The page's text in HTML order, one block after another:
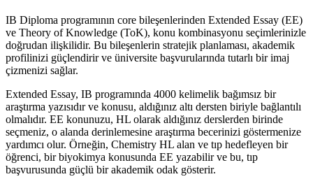
IB Diploma programının core bileşenlerinden Extended Essay (EE)
ve Theory of Knowledge (ToK), konu kombinasyonu seçimlerinizle
doğrudan ilişkilidir. Bu bileşenlerin stratejik planlaması, akademik
profilinizi güçlendirir ve üniversite başvurularında tutarlı bir imaj
çizmenizi sağlar.
Extended Essay, IB programında 4000 kelimelik bağımsız bir
araştırma yazısıdır ve konusu, aldığınız altı dersten biriyle bağlantılı
olmalıdır. EE konunuzu, HL olarak aldığınız derslerden birinde
seçmeniz, o alanda derinlemesine araştırma becerinizi göstermenize
yardımcı olur. Örneğin, Chemistry HL alan ve tıp hedefleyen bir
öğrenci, bir biyokimya konusunda EE yazabilir ve bu, tıp
başvurusunda güçlü bir akademik odak gösterir.